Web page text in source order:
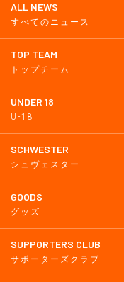
ALL NEWS
すべてのニュース
TOP TEAM
トップチーム
UNDER 18
U-18
SCHWESTER
シュヴェスター
GOODS
グッズ
SUPPORTERS CLUB
サポーターズクラブ